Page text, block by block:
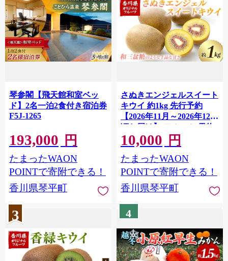
琴参閣【飛天館和室ベッ
ド】2名一泊2食付き宿泊券
F5J-1265
193,000 円
たまったWAON
POINTで寄附できる！
香川県琴平町
さぬきエンジェルスイート
キウイ 約1kg 先行予約
【2026年11月～2026年12月
頃お届け】 フルーツ 果物
くだもの キウイ さぬき エ
ンジェルスイートキウイ
デザート 食品 名産 オリジ
ナル品種 四国 1万円 F5J-
10,000 円
たまったWAON
POINTで寄附できる！
香川県琴平町
3 4